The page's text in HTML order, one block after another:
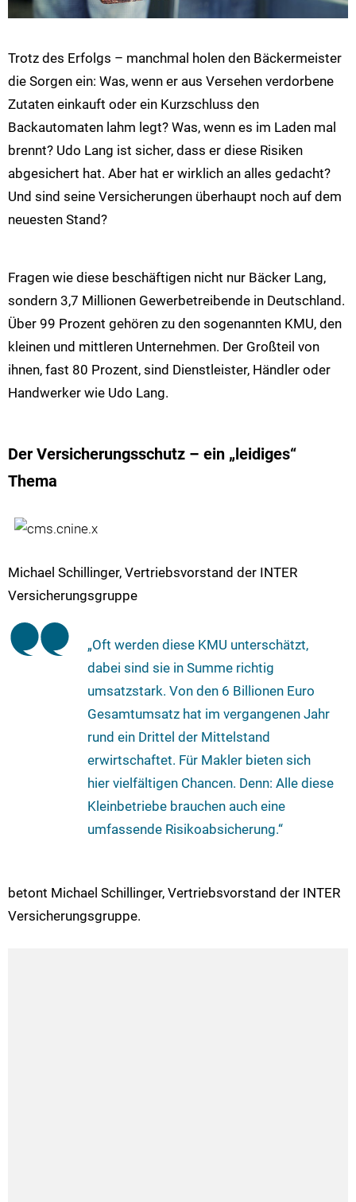
Trotz des Erfolgs – manchmal holen den Bäckermeister
die Sorgen ein: Was, wenn er aus Versehen verdorbene
Zutaten einkauft oder ein Kurzschluss den
Backautomaten lahm legt? Was, wenn es im Laden mal
brennt? Udo Lang ist sicher, dass er diese Risiken
abgesichert hat. Aber hat er wirklich an alles gedacht?
Und sind seine Versicherungen überhaupt noch auf dem
neuesten Stand?
Fragen wie diese beschäftigen nicht nur Bäcker Lang,
sondern 3,7 Millionen Gewerbetreibende in Deutschland.
Über 99 Prozent gehören zu den sogenannten KMU, den
kleinen und mittleren Unternehmen. Der Großteil von
ihnen, fast 80 Prozent, sind Dienstleister, Händler oder
Handwerker wie Udo Lang.
Der Versicherungsschutz – ein „leidiges“
Thema
Michael Schillinger, Vertriebsvorstand der INTER
Versicherungsgruppe
„Oft werden diese KMU unterschätzt,
dabei sind sie in Summe richtig
umsatzstark. Von den 6 Billionen Euro
Gesamtumsatz hat im vergangenen Jahr
rund ein Drittel der Mittelstand
erwirtschaftet. Für Makler bieten sich
hier vielfältigen Chancen. Denn: Alle diese
Kleinbetriebe brauchen auch eine
umfassende Risikoabsicherung.“
betont Michael Schillinger, Vertriebsvorstand der INTER
Versicherungsgruppe.